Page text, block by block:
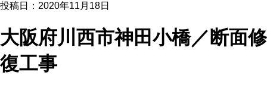
投稿日：2020年11月18日
大阪府川西市神田小橋／断面修
復工事